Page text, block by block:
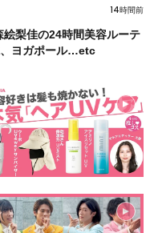
14時間前
絵梨佳の24時間美容ルーテ
ヨガポール…etc